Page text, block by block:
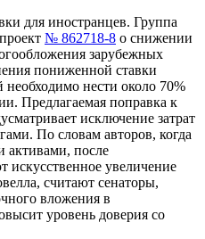
для иностранцев. Группа
№ 862718-8 о снижении
зарубежных
пониженной ставки
нести около 70%
Предлагаемая поправка к
исключение затрат
По словам авторов, когда
после
искусственное увеличение
считают сенаторы,
вложения в
уровень доверия со